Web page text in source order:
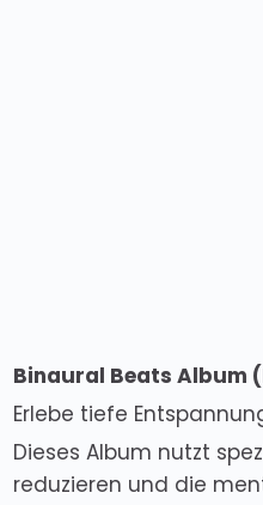
Binaural Beats Album (
Erlebe tiefe
Dieses Album nutzt
reduzieren und die